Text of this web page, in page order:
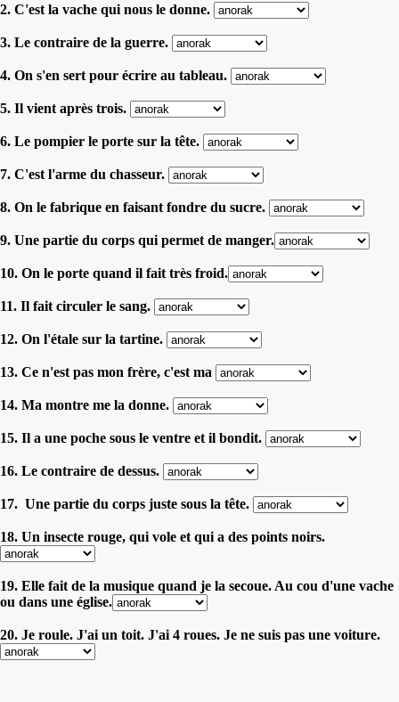
2. C'est la vache qui nous le donne.
3. Le contraire de la guerre.
4. On s'en sert pour écrire au tableau.
5. Il vient après trois.
6. Le pompier le porte sur la tête.
7. C'est l'arme du chasseur.
8. On le fabrique en faisant fondre du sucre.
9. Une partie du corps qui permet de manger.
10. On le porte quand il fait très froid.
11. Il fait circuler le sang.
12. On l'étale sur la tartine.
13. Ce n'est pas mon frère, c'est ma
14. Ma montre me la donne.
15. Il a une poche sous le ventre et il bondit.
16. Le contraire de dessus.
17. Une partie du corps juste sous la tête.
18. Un insecte rouge, qui vole et qui a des points noirs.
19. Elle fait de la musique quand je la secoue. Au cou d'une vache
ou dans une église.
20. Je roule. J'ai un toit. J'ai 4 roues. Je ne suis pas une voiture.